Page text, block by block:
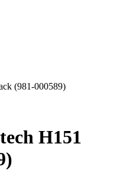
(981-000589)
H151